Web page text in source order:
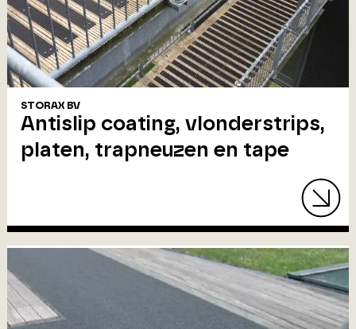
STORAX BV
Antislip coating, vlonderstrips,
platen, trapneuzen en tape